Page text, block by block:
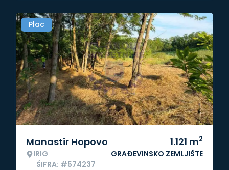
Plac
Manastir Hopovo
IRIG
ŠIFRA: #574237
1.121 m2
GRAĐEVINSKO ZEMLJIŠTE